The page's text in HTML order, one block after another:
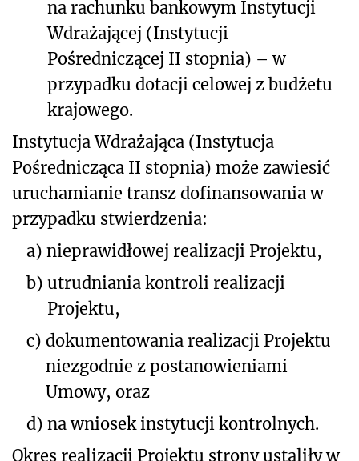
na rachunku bankowym Instytucji
Wdrażającej (Instytucji
Pośredniczącej II stopnia) – w
przypadku dotacji celowej z budżetu
krajowego.
Instytucja Wdrażająca (Instytucja
Pośrednicząca II stopnia) może zawiesić
uruchamianie transz dofinansowania w
przypadku stwierdzenia:
a) nieprawidłowej realizacji Projektu,
b) utrudniania kontroli realizacji
Projektu,
c) dokumentowania realizacji Projektu
niezgodnie z postanowieniami
Umowy, oraz
d) na wniosek instytucji kontrolnych.
Okres realizacji Projektu strony ustaliły w